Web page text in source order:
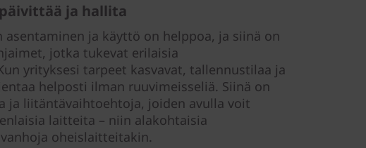
ja hallita
asentaminen ja käyttö on helppoa, ja siinä on
jotka tukevat erilaisia
yrityksesi tarpeet kasvavat, tallennustilaa ja
helposti ilman ruuvimeisseliä. Siinä on
ja liitäntävaihtoehtoja, joiden avulla voit
laitteita – niin alakohtaisia
oheislaitteitakin.